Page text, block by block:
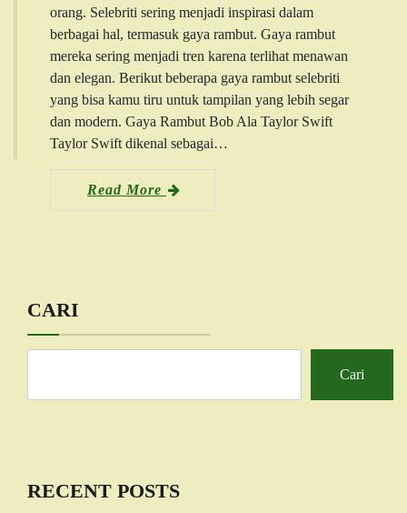
orang. Selebriti sering menjadi inspirasi dalam
berbagai hal, termasuk gaya rambut. Gaya rambut
mereka sering menjadi tren karena terlihat menawan
dan elegan. Berikut beberapa gaya rambut selebriti
yang bisa kamu tiru untuk tampilan yang lebih segar
dan modern. Gaya Rambut Bob Ala Taylor Swift
Taylor Swift dikenal sebagai…
Read More
CARI
Cari
RECENT POSTS